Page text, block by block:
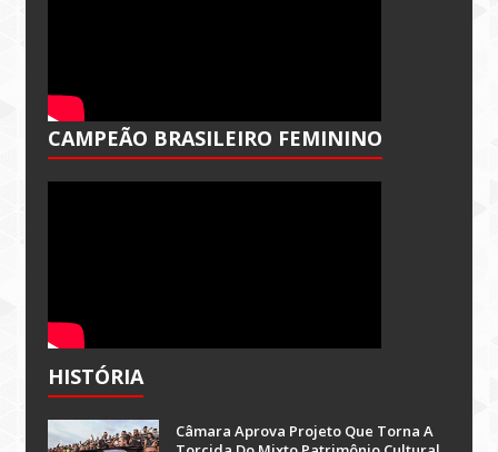
CAMPEÃO BRASILEIRO FEMININO
HISTÓRIA
Câmara Aprova Projeto Que Torna A